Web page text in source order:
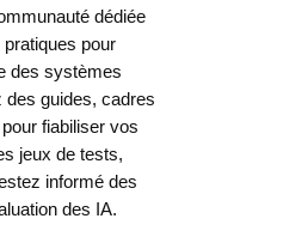
dédiée
pour
des systèmes
des guides, cadres
fiabiliser vos
jeux de tests,
informé des
des IA.